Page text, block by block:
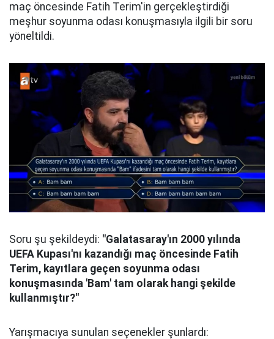
maç öncesinde Fatih Terim'in gerçekleştirdiği
meşhur soyunma odası konuşmasıyla ilgili bir soru
yöneltildi.
Soru şu şekildeydi: "Galatasaray'ın 2000 yılında
UEFA Kupası'nı kazandığı maç öncesinde Fatih
Terim, kayıtlara geçen soyunma odası
konuşmasında 'Bam' tam olarak hangi şekilde
kullanmıştır?"
Yarışmacıya sunulan seçenekler şunlardı: